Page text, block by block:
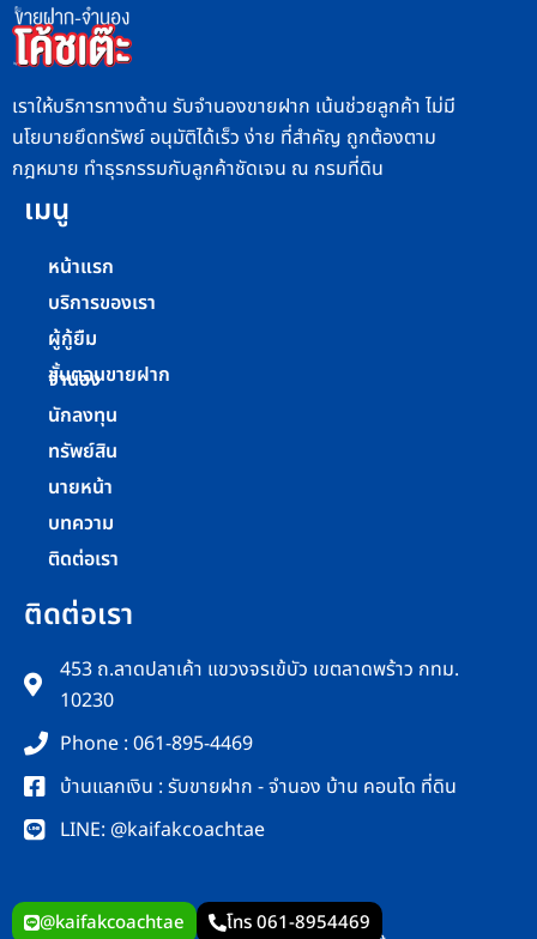
เราให้บริการทางด้าน รับจำนองขายฝาก เน้นช่วยลูกค้า ไม่มี
นโยบายยึดทรัพย์ อนุมัติได้เร็ว ง่าย ที่สำคัญ ถูกต้องตาม
กฎหมาย ทำธุรกรรมกับลูกค้าชัดเจน ณ กรมที่ดิน
เมนู
หน้าแรก
บริการของเรา
ผู้กู้ยืม
ขั้นตอนขายฝาก
จำนอง
นักลงทุน
ทรัพย์สิน
นายหน้า
บทความ
ติดต่อเรา
ติดต่อเรา
453 ถ.ลาดปลาเค้า แขวงจรเข้บัว เขตลาดพร้าว กทม.
10230
Phone : 061-895-4469
บ้านแลกเงิน : รับขายฝาก - จำนอง บ้าน คอนโด ที่ดิน
LINE: @kaifakcoachtae
@kaifakcoachtae โทร 061-8954469